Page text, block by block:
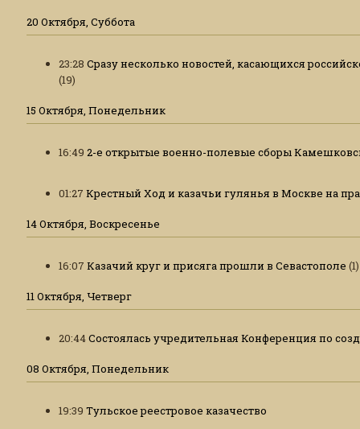
20 Октября, Суббота
23:28 Сразу несколько новостей, касающихся
(19)
15 Октября, Понедельник
16:49 2-е открытые военно-полевые сборы
01:27 Крестный Ход и казачьи гулянья в Москве на
14 Октября, Воскресенье
16:07 Казачий круг и присяга прошли в Севастополе (1)
11 Октября, Четверг
20:44Состоялась учредительная Конференция по
08 Октября, Понедельник
19:39 Тульское реестровое казачество